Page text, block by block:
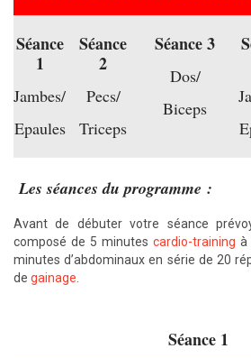
Séance
1
Jambes/
Epaules
Séance
2
Pecs/
Triceps
Séance 3
Dos/
Biceps
Les séances du programme :
Avant de débuter votre séance
composé de 5 minutes cardio-training à
minutes d’abdominaux en série de 20
de gainage.
Séance 1